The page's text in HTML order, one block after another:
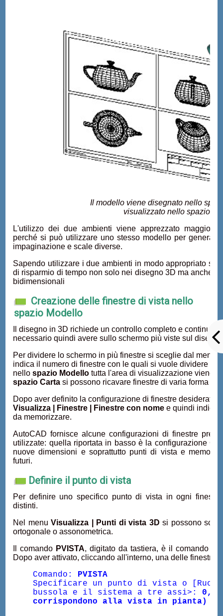
Il modello viene disegnato nello
visualizzato nello spazio
L'utilizzo dei due ambienti viene apprezzato
perché si può utilizzare uno stesso modello per
impaginazione e scale diverse.
Sapendo utilizzare i due ambienti in modo appropriato si
di risparmio di tempo non solo nei disegno 3D ma anche
bidimensionali
Creazione delle finestre di vista nello
spazio Modello
Il disegno in 3D richiede un controllo completo e continuo
necessario quindi avere sullo schermo più viste sul
Per dividere lo schermo in più finestre si sceglie dal menu
indica il numero di finestre con le quali si vuole dividere lo
nellospazio Modello tutta l'area di visualizzazione viene
spazio Carta si possono ricavare finestre di varia forma e
Dopo aver definito la configurazione di finestre desiderata,
Visualizza | Finestre | Finestre con nome e quindi
da memorizzare.
AutoCAD fornisce alcune configurazioni di finestre
utilizzate: quella riportata in basso è la configurazione
nuove dimensioni e soprattutto punti di vista e
futuri.
Definire il punto di vista
Per definire uno specifico punto di vista in ogni
distinti.
Nel menuVisualizza | Punti di vista 3D si possono
ortogonale o assonometrica.
Il comando PVISTA, digitato da tastiera, è il comando
Dopo aver attivato, cliccando all'interno, una delle finestre
Comando: PVISTA
Specificare un punto di vista o
bussola e il sistema a tre assi>:
corrispondono alla vista in pianta)